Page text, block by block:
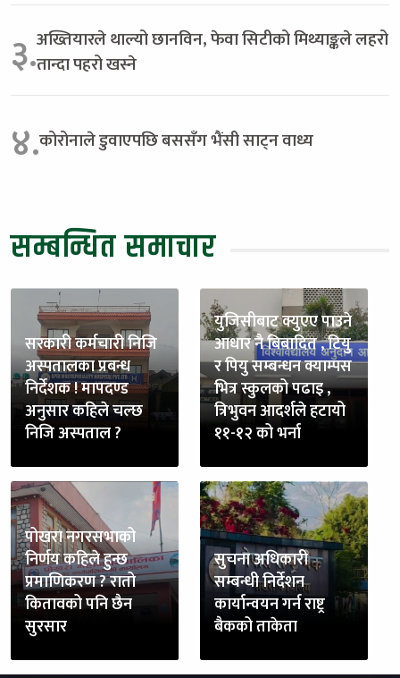
३.अख्तियारले थाल्यो छानविन, फेवा सिटीको मिथ्याङ्कले लहरो
तान्दा पहरो खस्ने
४.कोरोनाले डुवाएपछि बससँग भैंसी साट्न वाध्य
सम्बन्धित समाचार
सरकारी कर्मचारी निजि
अस्पतालका प्रबन्ध
निर्देशक ! मापदण्ड
अनुसार कहिले चल्छ
निजि अस्पताल ?
युजिसीबाट क्युएए पाउने
आधार नै बिबादित , टियु
र पियु सम्बन्धन क्याम्पस
भित्र स्कुलको पढाइ ,
त्रिभुवन आदर्शले हटायो
११-१२ को भर्ना
पोखरा नगरसभाको
निर्णय कहिले हुन्छ
प्रमाणिकरण ? रातो
कितावको पनि छैन
सुरसार
सुचना अधिकारी
सम्बन्धी निर्देशन
कार्यान्वयन गर्न राष्ट्र
बैकको ताकेता